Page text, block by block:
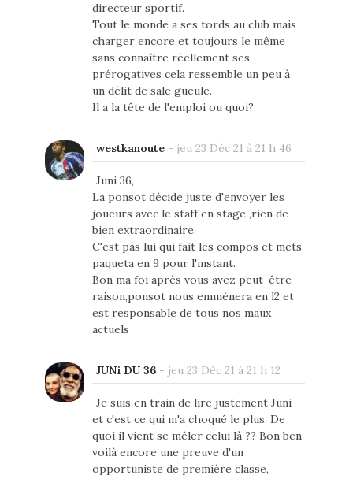
directeur sportif.
Tout le monde a ses tords au club mais
charger encore et toujours le même
sans connaître réellement ses
prérogatives cela ressemble un peu à
un délit de sale gueule.
Il a la tête de l'emploi ou quoi?
westkanoute- jeu 23 Déc 21 à 21 h 46
Juni 36,
La ponsot décide juste d'envoyer les
joueurs avec le staff en stage ,rien de
bien extraordinaire.
C'est pas lui qui fait les compos et mets
paqueta en 9 pour l'instant.
Bon ma foi après vous avez peut-être
raison,ponsot nous emmènera en l2 et
est responsable de tous nos maux
actuels
JUNi DU 36- jeu 23 Déc 21 à 21 h 12
Je suis en train de lire justement Juni
et c'est ce qui m'a choqué le plus. De
quoi il vient se mêler celui là ?? Bon ben
voilà encore une preuve d'un
opportuniste de première classe,